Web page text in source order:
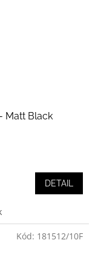
Matt Black
DETAIL
Kód: 181512/10F